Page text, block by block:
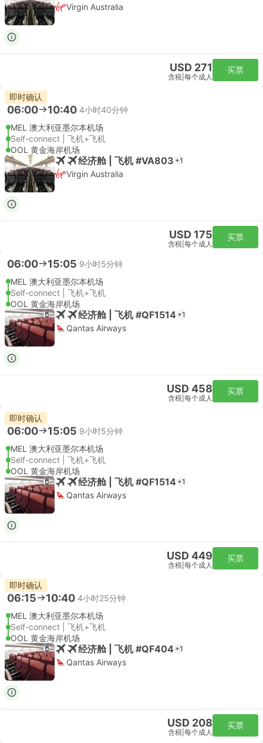
Virgin Australia
USD 271
含税 每个成人
买票
即时确认
06:00 10:40 4小时40分钟
MEL 澳大利亚墨尔本机场
Self-connect | 飞机+飞机
OOL 黄金海岸机场
经济舱 | 飞机 #VA803 +1
Virgin Australia
USD 175
含税 每个成人
买票
06:00 15:05 9小时5分钟
MEL 澳大利亚墨尔本机场
Self-connect | 飞机+飞机
OOL 黄金海岸机场
经济舱 | 飞机 #QF1514 +1
Qantas Airways
USD 458
含税 每个成人
买票
即时确认
06:00 15:05 9小时5分钟
MEL 澳大利亚墨尔本机场
Self-connect | 飞机+飞机
OOL 黄金海岸机场
经济舱 | 飞机 #QF1514 +1
Qantas Airways
USD 449
含税 每个成人
买票
即时确认
06:15 10:40 4小时25分钟
MEL 澳大利亚墨尔本机场
Self-connect | 飞机+飞机
OOL 黄金海岸机场
经济舱 | 飞机 #QF404 +1
Qantas Airways
USD 208
含税 每个成人
买票